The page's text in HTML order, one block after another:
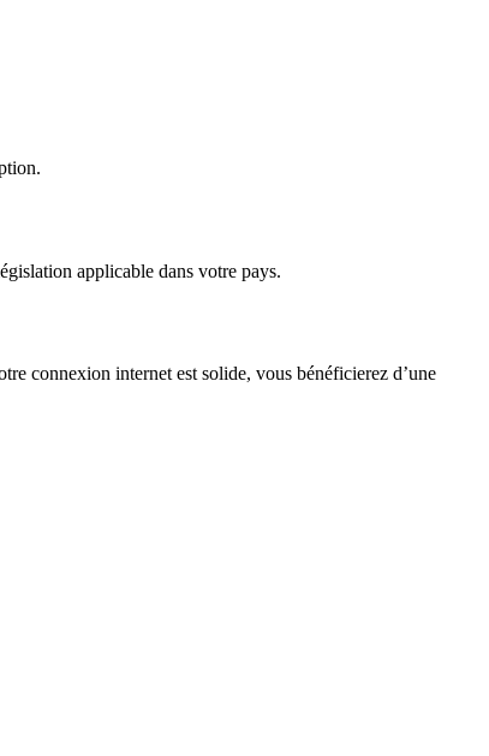
applicable dans votre pays.
connexion internet est solide, vous bénéficierez d’une